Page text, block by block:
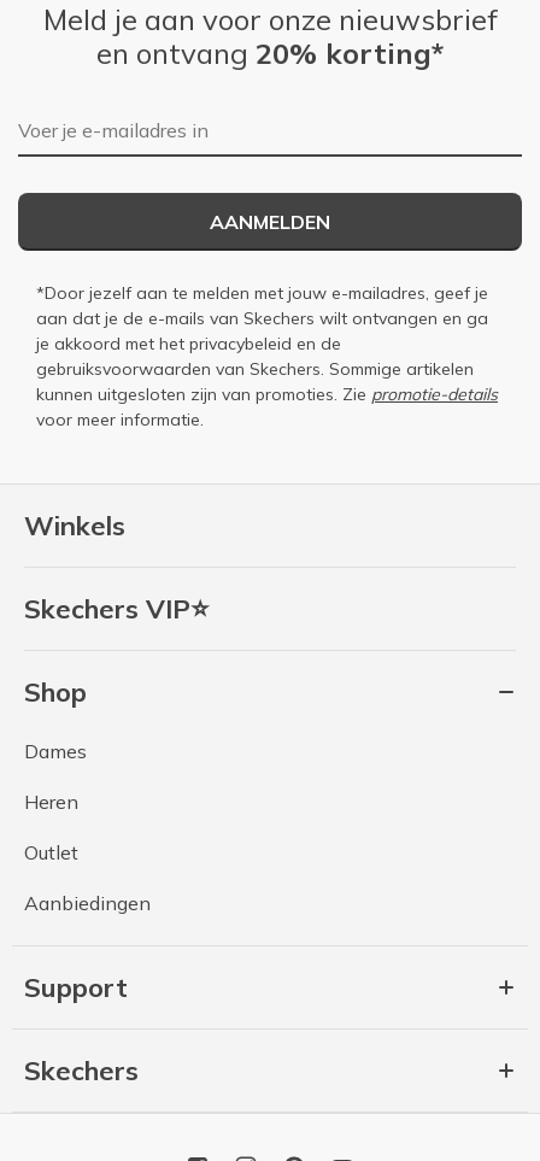
Winkels
Skechers VIP⭐
Shop
Dames
Heren
Outlet
Aanbiedingen
Support
Skechers
Meld je aan voor onze nieuwsbrief
en ontvang 20% korting*
E-mailadres
AANMELDEN
*Door jezelf aan te melden met jouw e-mailadres, geef je
aan dat je de e-mails van Skechers wilt ontvangen en ga
je akkoord met het privacybeleid en de
gebruiksvoorwaarden van Skechers. Sommige artikelen
kunnen uitgesloten zijn van promoties. Zie promotie-details
voor meer informatie.